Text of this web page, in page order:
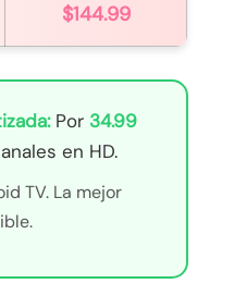
$144.99
Por 34.99
en HD.
TV. La mejor